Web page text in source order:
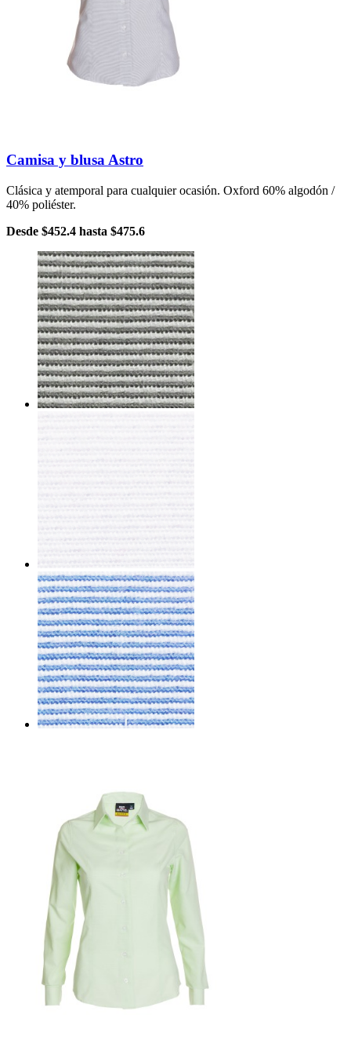
Camisa y blusa Astro
Clásica y atemporal para cualquier ocasión. Oxford 60% algodón /
40% poliéster.
Desde $452.4 hasta $475.6